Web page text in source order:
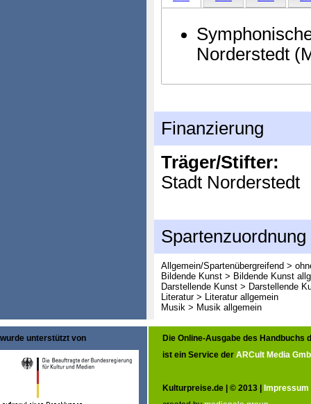
Norderstedt
Finanzierung
Träger/Stifter:
Stadt Norderstedt
Spartenzuordnung
Allgemein/Spartenübergreifend >
Bildende Kunst > Bildende Kunst
Darstellende Kunst > Darstellende
Literatur > Literatur allgemein
Musik > Musik allgemein
wurde unterstützt von
Die Online-Ausgabe des Handbuchs
ist ein Service der ARCult Media
Kulturpreise.de | © 2013 | Impressum